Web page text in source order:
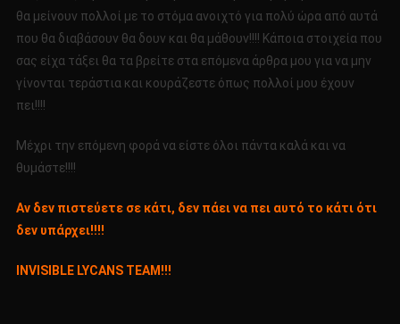
θα μείνουν πολλοί με το στόμα ανοιχτό για πολύ ώρα από αυτά
που θα διαβάσουν θα δουν και θα μάθουν!!!! Κάποια στοιχεία που
σας είχα τάξει θα τα βρείτε στα επόμενα άρθρα μου για να μην
γίνονται τεράστια και κουράζεστε όπως πολλοί μου έχουν
πει!!!!
Μέχρι την επόμενη φορά να είστε όλοι πάντα καλά και να
θυμάστε!!!!
Αν δεν πιστεύετε σε κάτι, δεν πάει να πει αυτό το κάτι ότι
δεν υπάρχει!!!!
INVISIBLE LYCANS TEAM!!!